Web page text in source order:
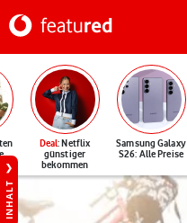
Deal: Netflix
günstiger
bekommen
Samsung Galaxy
S26: Alle Preise
INHALT